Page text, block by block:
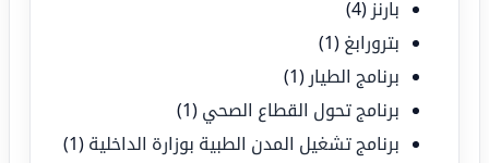
بارنز (4)
بترورابغ (1)
برنامج الطيار (1)
برنامج تحول القطاع الصحي (1)
برنامج تشغيل المدن الطبية بوزارة الداخلية (1)